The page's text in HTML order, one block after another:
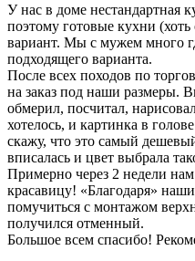
У нас в доме нестандартная
поэтому готовые кухни
вариант. Мы с мужем много
подходящего варианта.
После всех походов по
на заказ под наши размеры.
обмерил, посчитал,
хотелось, и картинка в
скажу, что это самый
вписалась и цвет выбрала
Примерно через 2 недели
красавицу! «Благодаря»
помучиться с монтажом
получился отменный.
Большое всем спасибо!